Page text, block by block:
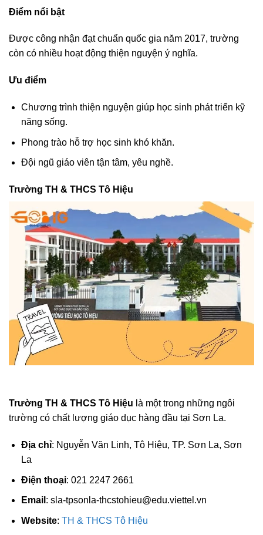
Điểm nổi bật
Được công nhận đạt chuẩn quốc gia năm 2017, trường
còn có nhiều hoạt động thiện nguyện ý nghĩa.
Ưu điểm
Chương trình thiện nguyện giúp học sinh phát triển kỹ
năng sống.
Phong trào hỗ trợ học sinh khó khăn.
Đội ngũ giáo viên tận tâm, yêu nghề.
Trường TH & THCS Tô Hiệu
Trường TH & THCS Tô Hiệu là một trong những ngôi
trường có chất lượng giáo dục hàng đầu tại Sơn La.
Địa chỉ: Nguyễn Văn Linh, Tô Hiệu, TP. Sơn La, Sơn
La
Điện thoại: 021 2247 2661
Email : sla-tpsonla-thcstohieu@edu.viettel.vn
Website: TH & THCS Tô Hiệu